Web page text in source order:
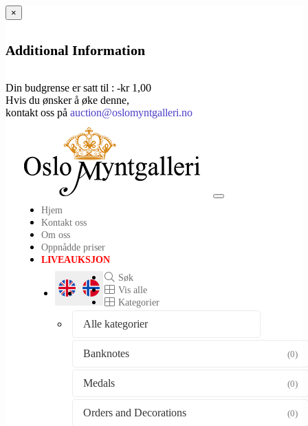
×
Additional Information
Din budgrense er satt til : -kr 1,00
Hvis du ønsker å øke denne,
kontakt oss på auction@oslomyntgalleri.no
Toggle
Hjem
Kontakt oss
Om oss
Oppnådde priser
LIVEAUKSJON
Søk
Vis alle
Kategorier
Alle kategorier
Banknotes (0)
Medals (0)
Orders and Decorations (0)